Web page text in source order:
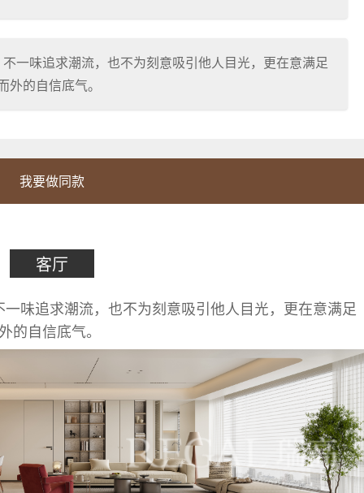
一味追求潮流，也不为刻意吸引他人目光，更在意满足
外的自信底气。
我要做同款
客厅
味追求潮流，也不为刻意吸引他人目光，更在意满足
的自信底气。